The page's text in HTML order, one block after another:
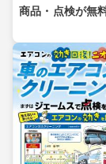
商品・点検が無